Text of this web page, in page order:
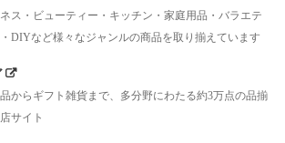
ス・ビューティー・キッチン・家庭用品・バラエテ
DIYなど様々なジャンルの商品を取り揃えています
からギフト雑貨まで、多分野にわたる約3万点の品揃
サイト